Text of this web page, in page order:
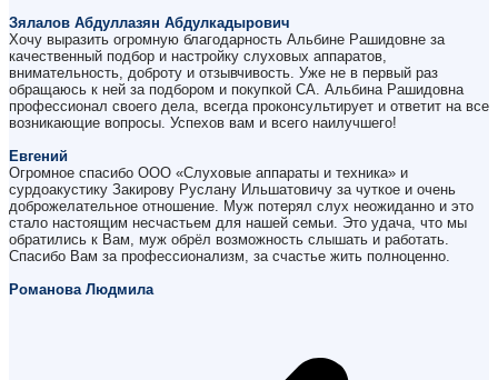
Зялалов Абдуллазян Абдулкадырович
Хочу выразить огромную благодарность Альбине Рашидовне за
качественный подбор и настройку слуховых аппаратов,
внимательность, доброту и отзывчивость. Уже не в первый раз
обращаюсь к ней за подбором и покупкой СА. Альбина Рашидовна
профессионал своего дела, всегда проконсультирует и ответит на все
возникающие вопросы. Успехов вам и всего наилучшего!
Евгений
Огромное спасибо ООО «Слуховые аппараты и техника» и
сурдоакустику Закирову Руслану Ильшатовичу за чуткое и очень
доброжелательное отношение. Муж потерял слух неожиданно и это
стало настоящим несчастьем для нашей семьи. Это удача, что мы
обратились к Вам, муж обрёл возможность слышать и работать.
Спасибо Вам за профессионализм, за счастье жить полноценно.
Романова Людмила